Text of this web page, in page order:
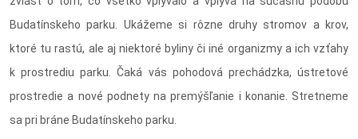
Budatínskeho parku. Ukážeme si rôzne druhy stromov a krov,
ktoré tu rastú, ale aj niektoré byliny či iné organizmy a ich vzťahy
k prostrediu parku. Čaká vás pohodová prechádzka, ústretové
prostredie a nové podnety na premýšľanie i konanie. Stretneme
sa pri bráne Budatínskeho parku.